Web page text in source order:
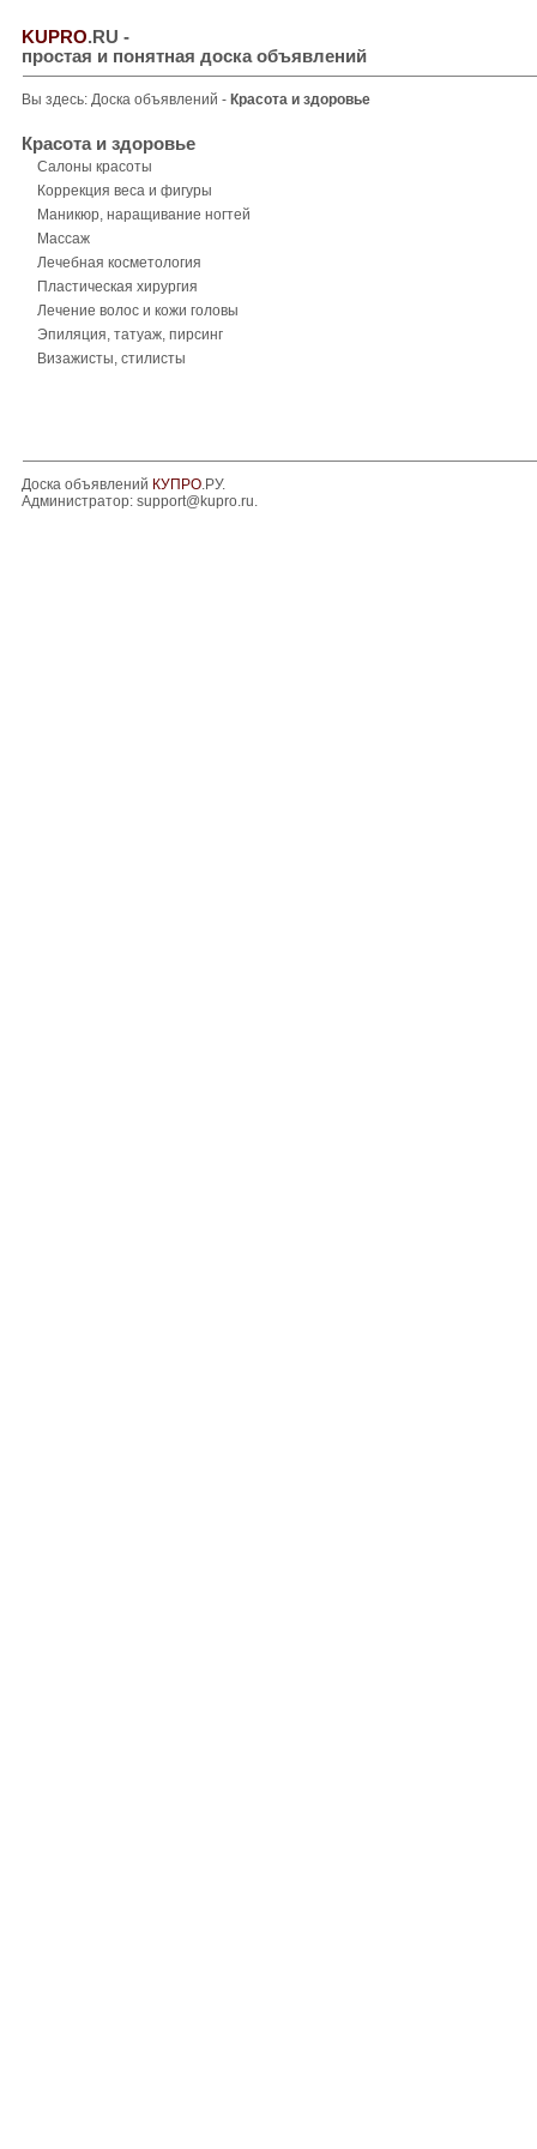
KUPRO.RU -
простая и понятная доска объявлений
Вы здесь: Доска объявлений - Красота и здоровье
Красота и здоровье
Салоны красоты
Коррекция веса и фигуры
Маникюр, наращивание ногтей
Массаж
Лечебная косметология
Пластическая хирургия
Лечение волос и кожи головы
Эпиляция, татуаж, пирсинг
Визажисты, стилисты
Доска объявлений КУПРО.РУ.
Администратор: support@kupro.ru.